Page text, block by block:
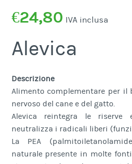
€24,80 IVA inclusa
Alevica
Descrizione
Alimento complementare per il
nervoso del cane e del gatto.
Alevica reintegra le riserve
neutralizza i radicali liberi
La PEA
naturale presente in molte